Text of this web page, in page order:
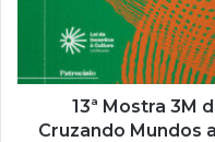
13ª Mostra 3M
Cruzando Mundos